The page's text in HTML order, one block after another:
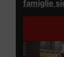
famiglie